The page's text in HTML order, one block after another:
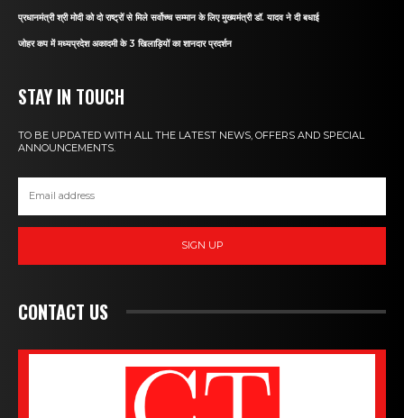
प्रधानमंत्री श्री मोदी को दो राष्ट्रों से मिले सर्वोच्च सम्मान के लिए मुख्यमंत्री डॉ. यादव ने दी बधाई
जोहर कप में मध्यप्रदेश अकादमी के 3 खिलाड़ियों का शानदार प्रदर्शन
STAY IN TOUCH
TO BE UPDATED WITH ALL THE LATEST NEWS, OFFERS AND SPECIAL
ANNOUNCEMENTS.
SIGN UP
CONTACT US